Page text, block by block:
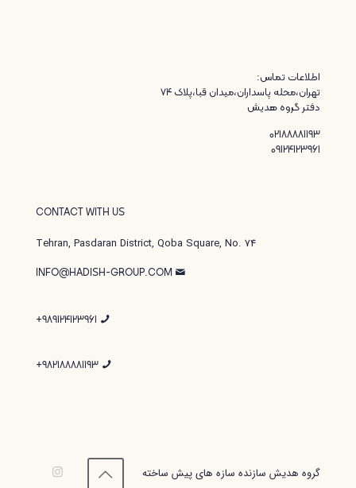
اطلاعات تماس:
تهران،محله پاسداران،میدان قبا،پلاک ۷۴
دفتر گروه هدیش
02188881193
09124123961
CONTACT WITH US
Tehran, Pasdaran District, Qoba Square, No. 74
گروه هدیش سازنده سازه های پیش ساخته